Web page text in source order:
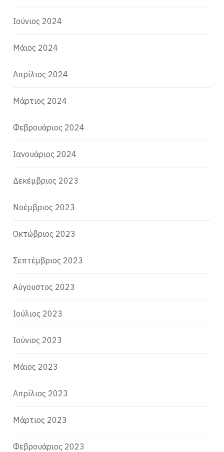
Ιούνιος 2024
Μάιος 2024
Απρίλιος 2024
Μάρτιος 2024
Φεβρουάριος 2024
Ιανουάριος 2024
Δεκέμβριος 2023
Νοέμβριος 2023
Οκτώβριος 2023
Σεπτέμβριος 2023
Αύγουστος 2023
Ιούλιος 2023
Ιούνιος 2023
Μάιος 2023
Απρίλιος 2023
Μάρτιος 2023
Φεβρουάριος 2023